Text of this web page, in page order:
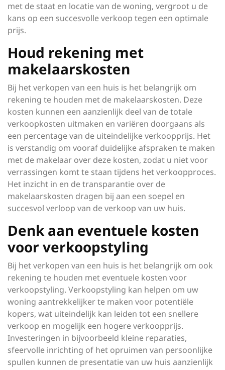
met de staat en locatie van de woning, vergroot u de
kans op een succesvolle verkoop tegen een optimale
prijs.
Houd rekening met
makelaarskosten
Bij het verkopen van een huis is het belangrijk om
rekening te houden met de makelaarskosten. Deze
kosten kunnen een aanzienlijk deel van de totale
verkoopkosten uitmaken en variëren doorgaans als
een percentage van de uiteindelijke verkoopprijs. Het
is verstandig om vooraf duidelijke afspraken te maken
met de makelaar over deze kosten, zodat u niet voor
verrassingen komt te staan tijdens het verkoopproces.
Het inzicht in en de transparantie over de
makelaarskosten dragen bij aan een soepel en
succesvol verloop van de verkoop van uw huis.
Denk aan eventuele kosten
voor verkoopstyling
Bij het verkopen van een huis is het belangrijk om ook
rekening te houden met eventuele kosten voor
verkoopstyling. Verkoopstyling kan helpen om uw
woning aantrekkelijker te maken voor potentiële
kopers, wat uiteindelijk kan leiden tot een snellere
verkoop en mogelijk een hogere verkoopprijs.
Investeringen in bijvoorbeeld kleine reparaties,
sfeervolle inrichting of het opruimen van persoonlijke
spullen kunnen de presentatie van uw huis aanzienlijk